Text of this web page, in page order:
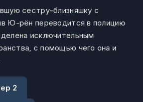
сестру-близняшку с
Ю-рён переводится в полицию
исключительным
с помощью чего она и
2